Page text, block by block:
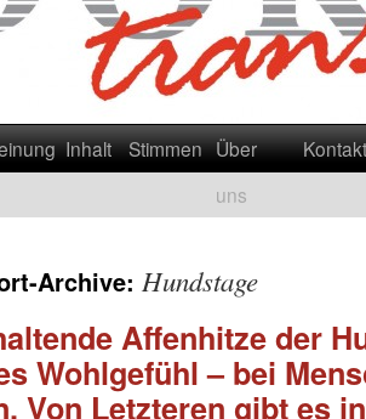
Inhalt Stimmen Über
uns
Kontakt
Archive: Hundstage
Affenhitze der
Wohlgefühl – bei
Von Letzteren gibt es